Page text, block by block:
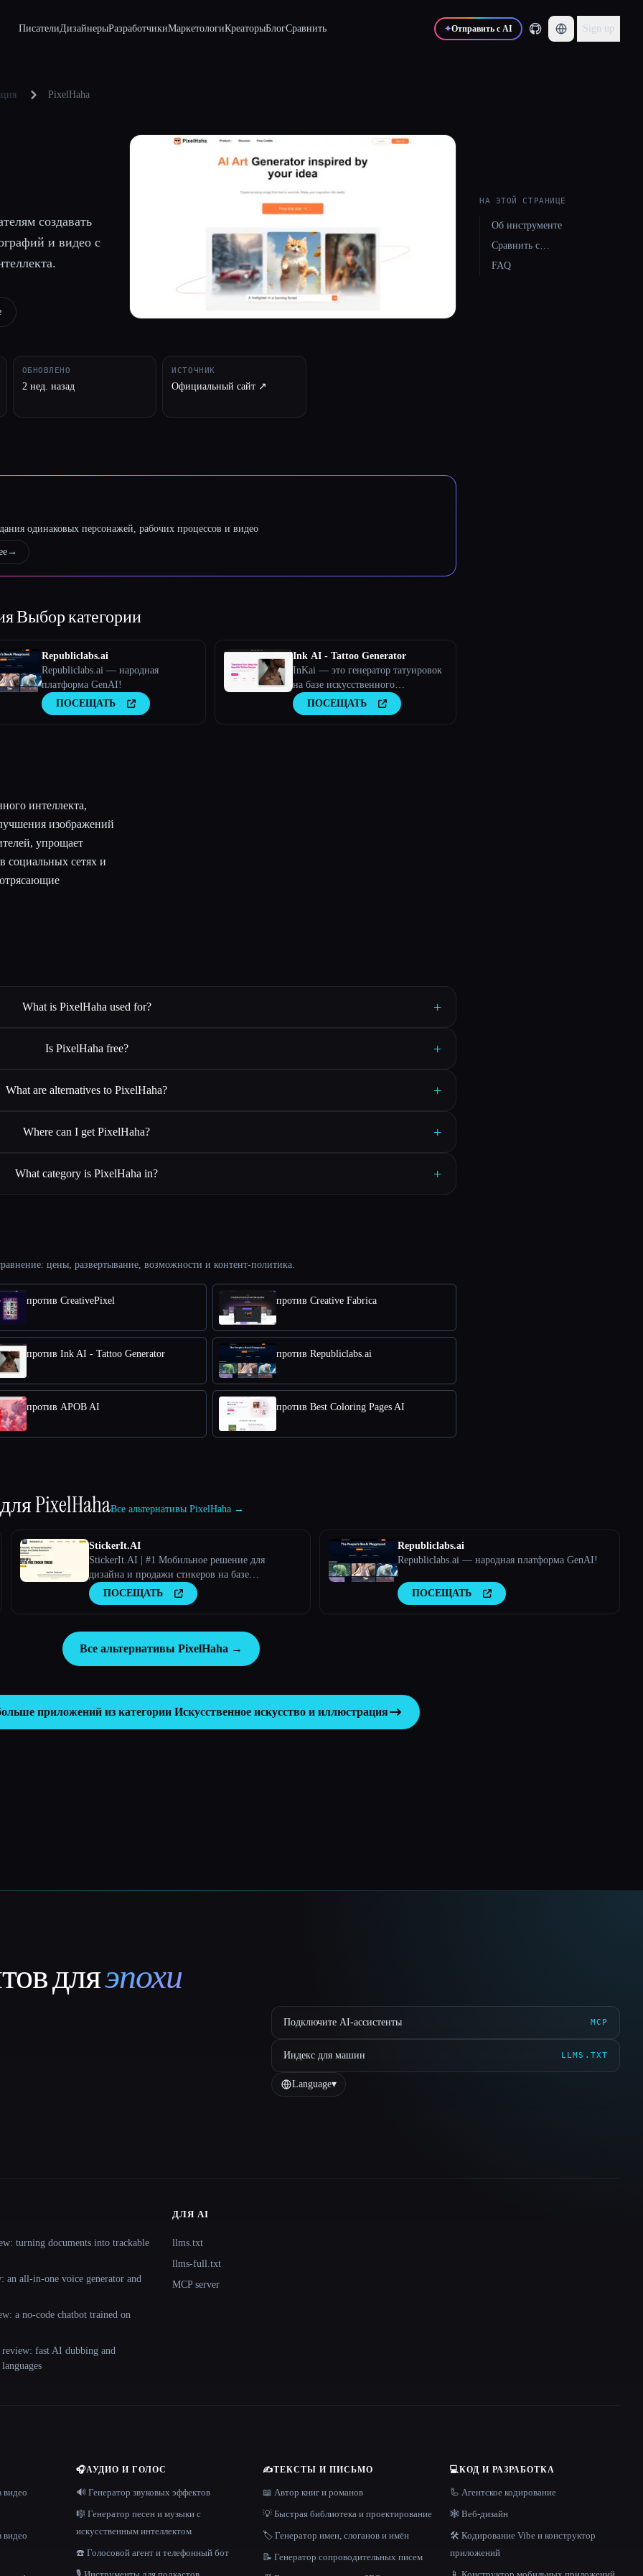
ПисателиДизайнерыРазработчикиМаркетологиКреаторыБлогСравнить ✦Отправить с AI Sign up
PixelHaha
создавать
и видео с
ОБНОВЛЕНО
2 нед. назад
ИСТОЧНИК
Официальный сайт ↗︎
одинаковых персонажей, рабочих процессов и видео
→
Выбор категории
Republiclabs.ai
Republiclabs.ai — народная
платформа GenAI!
ПОСЕЩАТЬ
Ink AI - Tattoo Generator
InKai — это генератор татуировок
на базе искусственного
интеллекта, который создает
персонализированные дизайны
ПОСЕЩАТЬ
интеллекта,
изображений
упрощает
социальных сетях и
What is PixelHaha used for? +
Is PixelHaha free? +
What are alternatives to PixelHaha? +
Where can I get PixelHaha? +
What category is PixelHaha in? +
цены, развертывание, возможности и контент-политика.
против CreativePixel против Creative Fabrica
против Ink AI - Tattoo Generator против Republiclabs.ai
против APOB AI против Best Coloring Pages AI
НА ЭТОЙ СТРАНИЦЕ
Об инструменте
Сравнить с…
FAQ
PixelHahaВсе альтернативы PixelHaha →
StickerIt.AI
StickerIt.AI | #1 Мобильное решение для
дизайна и продажи стикеров на базе
искусственного интеллекта
ПОСЕЩАТЬ
Republiclabs.ai
Republiclabs.ai — народная платформа GenAI!
ПОСЕЩАТЬ
Все альтернативы PixelHaha →
приложений из категории Искусственное искусство и иллюстрация
дляэпохи
Подключите AI-ассистенты MCP
Индекс для машин LLMS.TXT
Language▾
turning documents into trackable
an all-in-one voice generator and
a no-code chatbot trained on
review: fast AI dubbing and
ДЛЯ AI
llms.txt
llms-full.txt
MCP server
видео
видео
🎧АУДИО И ГОЛОС
🔊 Генератор звуковых эффектов
🎼 Генератор песен и музыки с
искусственным интеллектом
☎️ Голосовой агент и телефонный бот
✍️ТЕКСТЫ И ПИСЬМО
📖 Автор книг и романов
💡 Быстрая библиотека и проектирование
🏷️ Генератор имен, слоганов и имён
📝 Генератор сопроводительных писем
💻КОД И РАЗРАБОТКА
🦾 Агентское кодирование
🕸 Веб-дизайн
🛠️ Кодирование Vibe и конструктор
приложений